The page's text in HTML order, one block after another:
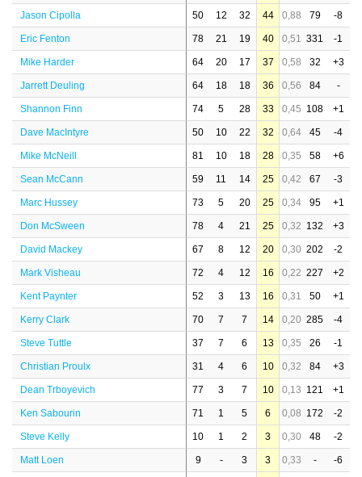
Jason Cipolla 50 12 32 44 0,88 79 -8
Eric Fenton 78 21 19 40 0,51 331 -1
Mike Harder 64 20 17 37 0,58 32 +3
Jarrett Deuling 64 18 18 36 0,56 84 -
Shannon Finn 74 5 28 33 0,45 108 +1
Dave MacIntyre 50 10 22 32 0,64 45 -4
Mike McNeill 81 10 18 28 0,35 58 +6
Sean McCann 59 11 14 25 0,42 67 -3
Marc Hussey 73 5 20 25 0,34 95 +1
Don McSween 78 4 21 25 0,32 132 +3
David Mackey 67 8 12 20 0,30 202 -2
Mark Visheau 72 4 12 16 0,22 227 +2
Kent Paynter 52 3 13 16 0,31 50 +1
Kerry Clark 70 7 7 14 0,20 285 -4
Steve Tuttle 37 7 6 13 0,35 26 -1
Christian Proulx 31 4 6 10 0,32 84 +3
Dean Trboyevich 77 3 7 10 0,13 121 +1
Ken Sabourin 71 1 5 6 0,08 172 -2
Steve Kelly 10 1 2 3 0,30 48 -2
Matt Loen 9 - 3 3 0,33 - -6